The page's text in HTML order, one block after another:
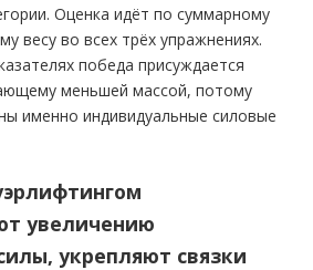
Оценка идёт по суммарному
весу во всех трёх упражнениях.
победа присуждается
меньшей массой, потому
именно индивидуальные силовые
увеличению
укрепляют связки